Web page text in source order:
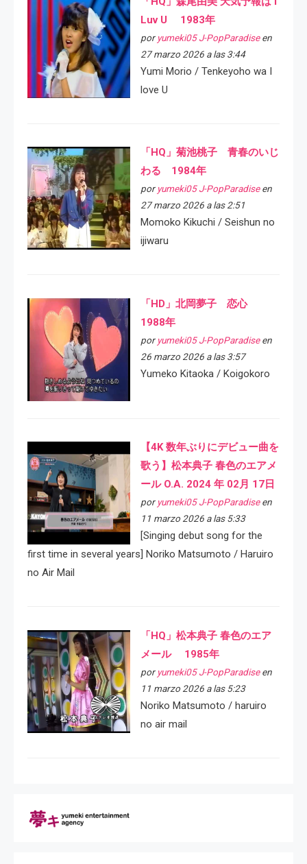
Luv U 1983年
por yumeki05 J-PopParadiseen
27 marzo 2026 a las 3:44
Yumi Morio / Tenkeyoho wa I
love U
「HQ」菊池桃子 青春のいじ
わる 1984年
por yumeki05 J-PopParadiseen
27 marzo 2026 a las 2:51
Momoko Kikuchi / Seishun no
ijiwaru
「HD」北岡夢子 恋心
1988年
por yumeki05 J-PopParadiseen
26 marzo 2026 a las 3:57
Yumeko Kitaoka / Koigokoro
【4K 数年ぶりにデビュー曲を
歌う】松本典子 春色のエアメ
ール O.A. 2024 年 02月 17日
por yumeki05 J-PopParadiseen
11 marzo 2026 a las 5:33
[Singing debut song for the
first time in several years] Noriko Matsumoto / Haruiro
no Air Mail
「HQ」松本典子 春色のエア
メール 1985年
por yumeki05 J-PopParadiseen
11 marzo 2026 a las 5:23
Noriko Matsumoto / haruiro
no air mail